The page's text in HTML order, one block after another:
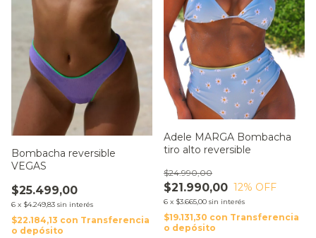
Bombacha reversible
VEGAS
$25.499,00
6 x $4.249,83 sin interés
$22.184,13 con Transferencia
o depósito
Adele MARGA Bombacha
tiro alto reversible
$21.990,00
$24.990,00
12% OFF
6 x $3.665,00 sin interés
$19.131,30 con Transferencia
o depósito